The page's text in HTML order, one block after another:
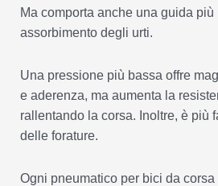
Ma comporta anche una guida
assorbimento degli urti.
Una pressione più bassa offre
e aderenza, ma aumenta la
rallentando la corsa. Inoltre, è più
delle forature.
Ogni pneumatico per bici da corsa